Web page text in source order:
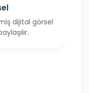
dijital görsel